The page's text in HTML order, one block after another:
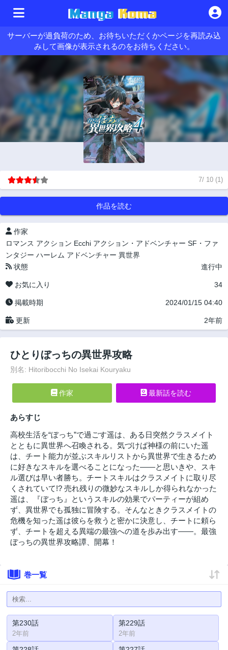
サーバーが過負荷のため、お待ちいただくかページを再読み込
みして画像が表示されるのをお待ちください。
7/ 10 (1)
作品を読む
作家
ロマンス アクション Ecchi アクション・アドベンチャー SF・ファ
ンタジー ハーレム アドベンチャー 異世界
状態
進行中
お気に入り 34
掲載時期 2024/01/15 04:40
更新 2年前
ひとりぼっちの異世界攻略
別名: Hitoribocchi No Isekai Kouryaku
作家 最新話を読む
あらすじ
高校生活を“ぼっち”で過ごす遥は、ある日突然クラスメイト
とともに異世界へ召喚される。気づけば神様の前にいた遥
は、チート能力が並ぶスキルリストから異世界で生きるため
に好きなスキルを選べることになった――と思いきや、スキ
ル選びは早い者勝ち。チートスキルはクラスメイトに取り尽
くされていて!? 売れ残りの微妙なスキルしか得られなかった
遥は、『ぼっち』というスキルの効果でパーティーが組め
ず、異世界でも孤独に冒険する。そんなときクラスメイトの
危機を知った遥は彼らを救うと密かに決意し、チートに頼ら
ず、チートを超える異端の最強への道を歩み出す――。最強
ぼっちの異世界攻略譚、開幕！
巻一覧
第230話
2年前
第229話
2年前